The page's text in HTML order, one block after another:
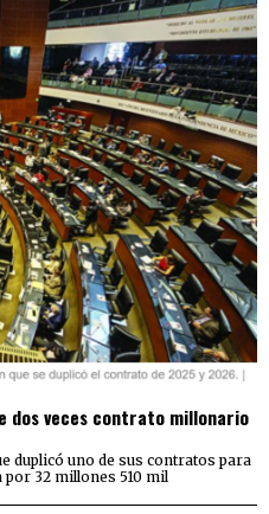
dos veces contrato millonario
duplicó uno de sus contratos para
32 millones 510 mil